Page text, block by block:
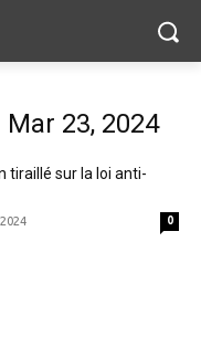
23, 2024
tiraillé sur la loi anti-
0